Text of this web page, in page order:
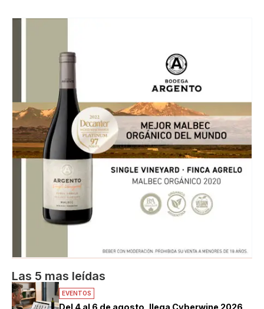
Las 5 mas leídas
EVENTOS
Del 4 al 6 de agosto, llega Cyberwine 2026,